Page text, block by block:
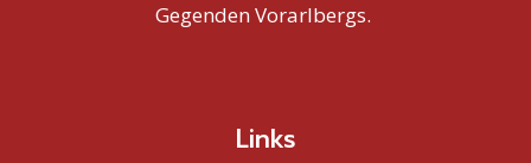
Gegenden Vorarlbergs.
Links